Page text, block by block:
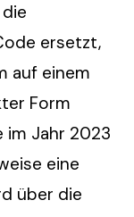
ersetzt,
auf einem
Form
im Jahr 2023
eine
über die